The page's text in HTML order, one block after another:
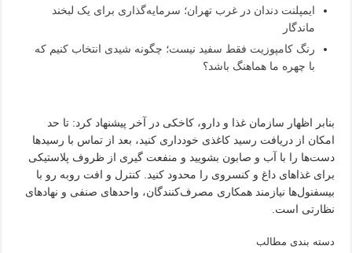
ایمپلنت دندان در غرب تهران؛ سرمایه‌گذاری برای یک لبخند
ماندگار
رنگ کامپوزیت فقط سفید نیست؛ چگونه شیدی انتخاب کنیم که
با چهره ما هماهنگ باشد؟
بنابر اظهار سازمان غذا و دارو، کاخکی در آخر پیشنهاد کرد: تا حد
امکان از دریافت رسید کاغذی خودداری کنید، بعد از تماس با رسیدها
دست‌ها را با آب و صابون بشویید و منفعت گیری از ظروف پلاستیکی
برای غذاهای داغ و کنسروی را محدود کنید. کنترل و افت روبه رو با
بیسفنول‌ها نیازمند همکاری مصرف‌کنندگان، واحدهای صنفی و نهادهای
نظارتی است.
دسته بندی مطالب